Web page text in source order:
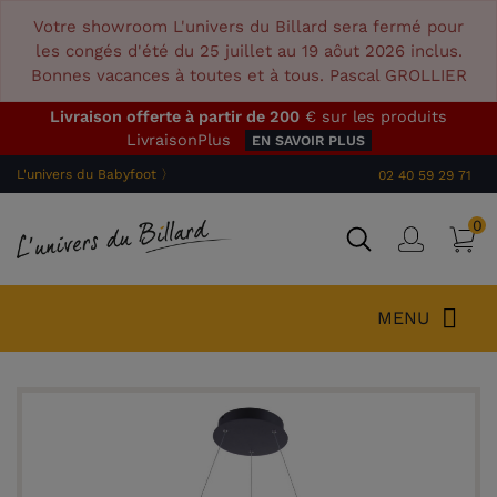
Votre showroom L'univers du Billard sera fermé pour
les congés d'été du 25 juillet au 19 aôut 2026 inclus.
Bonnes vacances à toutes et à tous. Pascal GROLLIER
Livraison offerte à partir de 200 € sur les produits
LivraisonPlus
EN SAVOIR PLUS
L'univers du Babyfoot 〉 02 40 59 29 71
0
MENU